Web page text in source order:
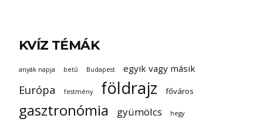
KVÍZ TÉMÁK
anyák napja betű Budapest egyik vagy másik
Európa festmény földrajz főváros
gasztronómia gyümölcs hegy